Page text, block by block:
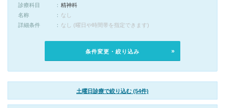
診療科目
精神科
名称
なし
詳細条件
なし (曜日や時間帯を指定できます)
条件変更・絞り込み
土曜日診療で絞り込む (54件)